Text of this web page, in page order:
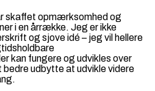
skaffet opmærksomhed og
i en årrække. Jeg er ikke
og sjove idé – jeg vil hellere
kan fungere og udvikles over
bedre udbytte at udvikle videre